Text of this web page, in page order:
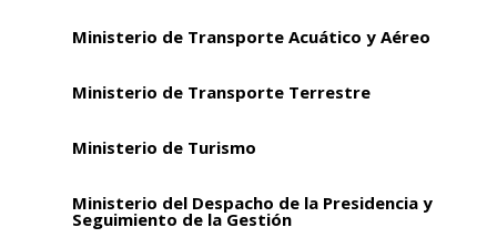
Ministerio de Transporte Acuático y Aéreo
Ministerio de Transporte Terrestre
Ministerio de Turismo
Ministerio del Despacho de la Presidencia y
Seguimiento de la Gestión